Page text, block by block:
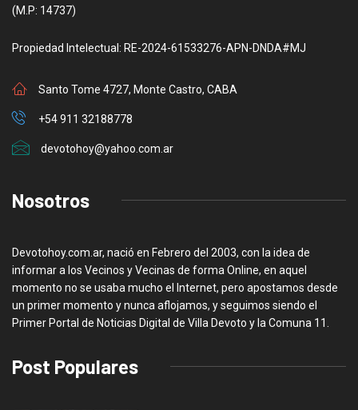
(M.P: 14737)
Propiedad Intelectual: RE-2024-61533276-APN-DNDA#MJ
Santo Tome 4727, Monte Castro, CABA
+54 911 32188778
devotohoy@yahoo.com.ar
Nosotros
Devotohoy.com.ar, nació en Febrero del 2003, con la idea de
informar a los Vecinos y Vecinas de forma Online, en aquel
momento no se usaba mucho el Internet, pero apostamos desde
un primer momento y nunca aflojamos, y seguimos siendo el
Primer Portal de Noticias Digital de Villa Devoto y la Comuna 11.
Post Populares